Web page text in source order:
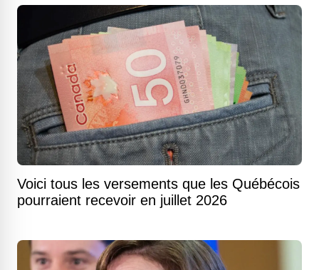
Voici tous les versements que les Québécois
pourraient recevoir en juillet 2026